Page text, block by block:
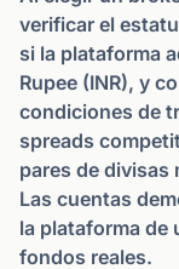
verificar el
si la plataforma
Rupee (INR), y
condiciones de
spreads
pares de divisas
Las cuentas
la plataforma de
fondos reales.